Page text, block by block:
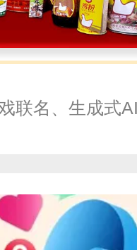
联名、生成